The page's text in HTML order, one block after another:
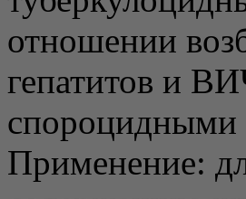
отношении
гепатитов и
спороцидными
Применение: